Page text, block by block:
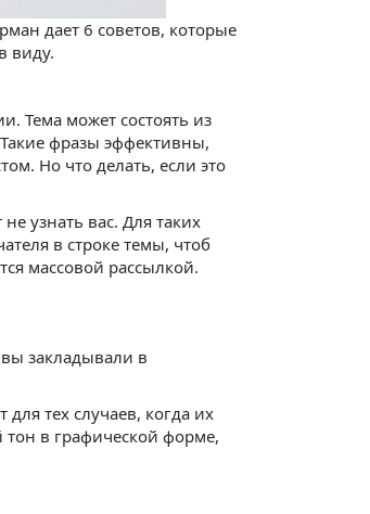
дает 6 советов, которые
виду.
Тема может состоять из
фразы эффективны,
Но что делать, если это
узнать вас. Для таких
в строке темы, чтоб
массовой рассылкой.
закладывали в
тех случаев, когда их
в графической форме,